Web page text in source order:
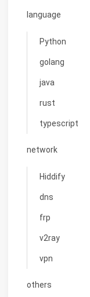
language
Python
golang
java
rust
typescript
network
Hiddify
dns
frp
v2ray
vpn
others